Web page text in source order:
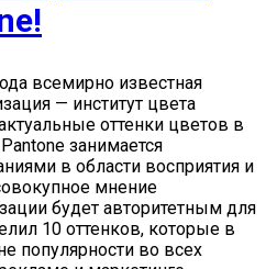
всемирно известная
— институт цвета
оттенки цветов в
занимается
в области восприятия и
мнение
будет авторитетным для
10 оттенков, которые в
популярности во всех